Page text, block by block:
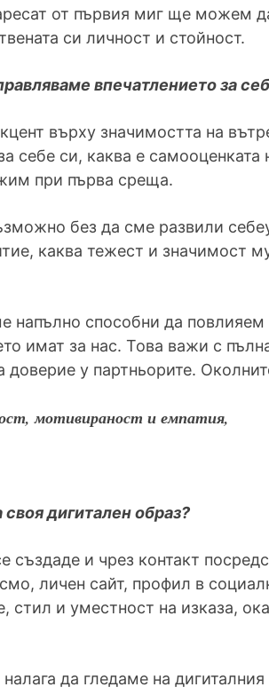
от първия миг ще можем
си личност и стойност.
впечатлението за
върху значимостта на
себе си, каква е
при първа среща.
без да сме развили
каква тежест и значимост
напълно способни да
имат за нас. Това важи с
доверие у партньорите.
мотивираност и емпатия,
дигитален образ?
и чрез контакт
личен сайт, профил в
и уместност на изказа,
да гледаме на